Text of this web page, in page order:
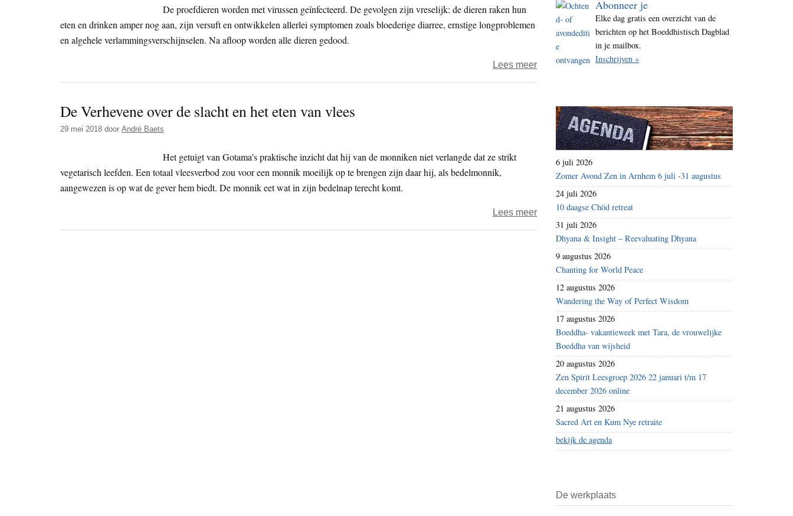
i
t
De proefdieren worden met virussen geïnfecteerd. De gevolgen zijn vreselijk: de dieren raken hun
eten en drinken amper nog aan, zijn versuft en ontwikkelen allerlei symptomen zoals bloederige diarree, ernstige longproblemen
en algehele verlammingsverschijnselen. Na afloop worden alle dieren gedood.
Lees meerover
wrede
experimenten
bontindustrie
De Verhevene over de slacht en het eten van vlees
29 mei 2018 door André Baets
Het getuigt van Gotama’s praktische inzicht dat hij van de monniken niet verlangde dat ze strikt
vegetarisch leefden. Een totaal vleesverbod zou voor een monnik moeilijk op te brengen zijn daar hij, als bedelmonnik,
aangewezen is op wat de gever hem biedt. De monnik eet wat in zijn bedelnap terecht komt.
Lees meerover
Verhevene
slacht
vlees
Abonneer je
Elke dag gratis een overzicht van de
berichten op het Boeddhistisch Dagblad
in je mailbox.
Inschrijven »
6 juli 2026
Zomer Avond Zen in Arnhem 6 juli -31 augustus
24 juli 2026
10 daagse Chöd retreat
31 juli 2026
Dhyana & Insight – Reevaluating Dhyana
9 augustus 2026
Chanting for World Peace
12 augustus 2026
Wandering the Way of Perfect Wisdom
17 augustus 2026
Boeddha- vakantieweek met Tara, de vrouwelijke
Boeddha van wijsheid
20 augustus 2026
Zen Spirit Leesgroep 2026 22 januari t/m 17
december 2026 online
21 augustus 2026
Sacred Art en Kum Nye retraite
bekijk de agenda
De werkplaats